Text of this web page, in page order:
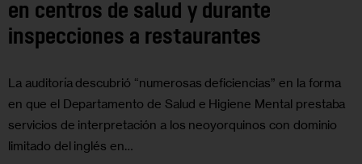
en centros de salud y durante
inspecciones a restaurantes
La auditoría descubrió “numerosas deficiencias” en la forma
en que el Departamento de Salud e Higiene Mental prestaba
servicios de interpretación a los neoyorquinos con dominio
limitado del inglés en…